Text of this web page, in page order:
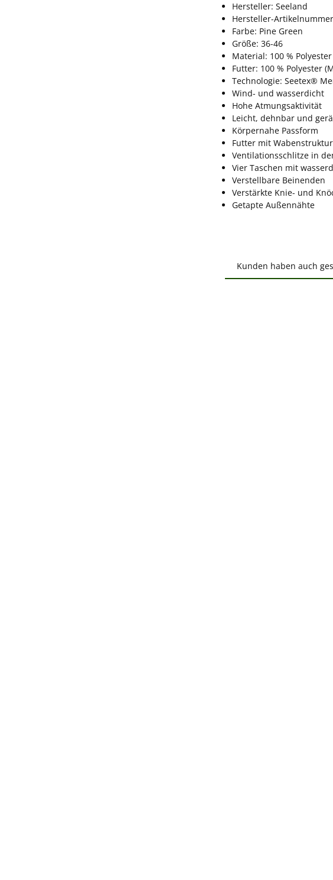
Hersteller: Seeland
Hersteller-
Farbe: Pine Green
Größe: 36-46
Material: 100 %
Futter: 100 % Polyester
Technologie: Seetex®
Wind- und wasserdicht
Hohe Atmungsaktivität
Leicht, dehnbar und
Körpernahe Passform
Futter mit
Ventilationsschlitze in
Vier Taschen mit
Verstellbare Beinenden
Verstärkte Knie- und
Getapte Außennähte
Kunden haben auch